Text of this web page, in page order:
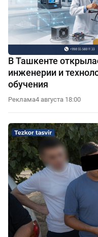
В Ташкенте
инженерии и
обучения
Реклама4 августа 18:00